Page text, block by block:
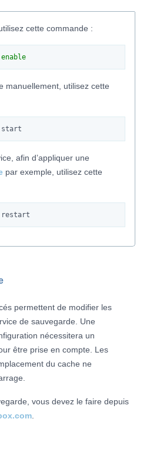
cette commande :
enable
manuellement, utilisez cette
afin d’appliquer une
par exemple, utilisez cette
permettent de modifier les
de sauvegarde. Une
nécessitera un
être prise en compte. Les
du cache ne
vous devez le faire depuis
.